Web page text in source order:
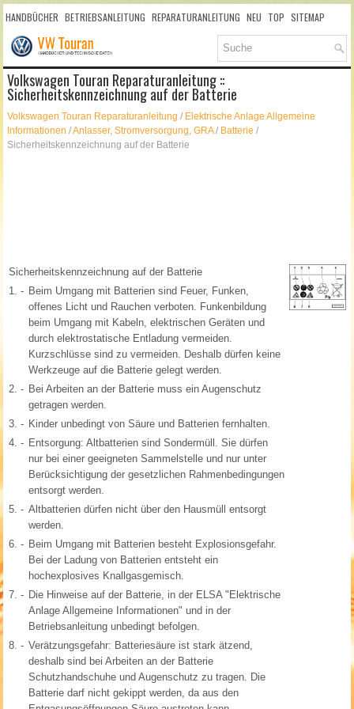
HANDBÜCHER BETRIEBSANLEITUNG REPARATURANLEITUNG NEU TOP SITEMAP
SUCHLAUF
Volkswagen Touran Reparaturanleitung ::
Sicherheitskennzeichnung auf der Batterie
Volkswagen Touran Reparaturanleitung / Elektrische Anlage Allgemeine
Informationen /Anlasser, Stromversorgung, GRA/ Batterie /
Sicherheitskennzeichnung auf der Batterie
Sicherheitskennzeichnung auf der Batterie
1. - Beim Umgang mit Batterien sind Feuer, Funken,
offenes Licht und Rauchen verboten. Funkenbildung
beim Umgang mit Kabeln, elektrischen Geräten und
durch elektrostatische Entladung vermeiden.
Kurzschlüsse sind zu vermeiden. Deshalb dürfen keine
Werkzeuge auf die Batterie gelegt werden.
2. - Bei Arbeiten an der Batterie muss ein Augenschutz
getragen werden.
3. - Kinder unbedingt von Säure und Batterien fernhalten.
4. - Entsorgung: Altbatterien sind Sondermüll. Sie dürfen
nur bei einer geeigneten Sammelstelle und nur unter
Berücksichtigung der gesetzlichen Rahmenbedingungen
entsorgt werden.
5. - Altbatterien dürfen nicht über den Hausmüll entsorgt
werden.
6. - Beim Umgang mit Batterien besteht Explosionsgefahr.
Bei der Ladung von Batterien entsteht ein
hochexplosives Knallgasgemisch.
7. - Die Hinweise auf der Batterie, in der ELSA "Elektrische
Anlage Allgemeine Informationen" und in der
Betriebsanleitung unbedingt befolgen.
8. - Verätzungsgefahr: Batteriesäure ist stark ätzend,
deshalb sind bei Arbeiten an der Batterie
Schutzhandschuhe und Augenschutz zu tragen. Die
Batterie darf nicht gekippt werden, da aus den